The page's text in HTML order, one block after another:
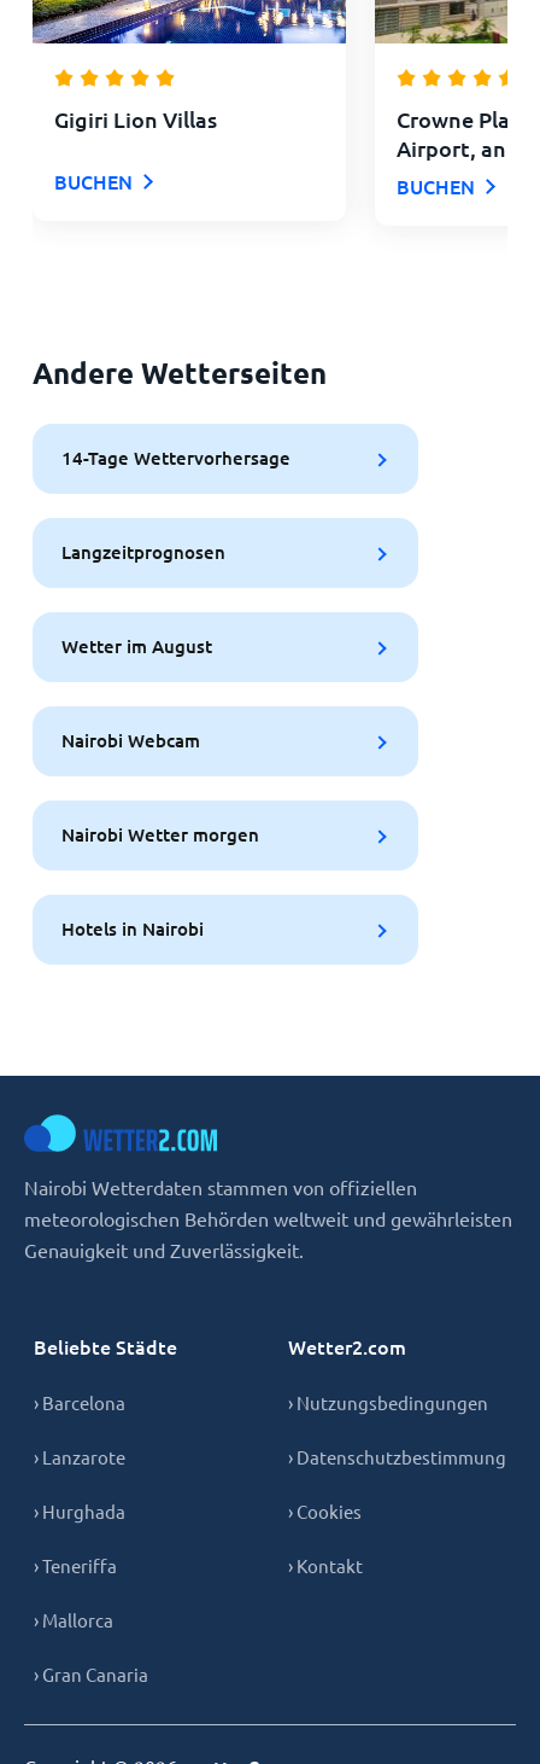
Gigiri Lion Villas
BUCHEN
Crowne
Airport, an
BUCHEN
Andere Wetterseiten
14-Tage Wettervorhersage
Langzeitprognosen
Wetter im August
Nairobi Webcam
Nairobi Wetter morgen
Hotels in Nairobi
Nairobi Wetterdaten stammen von offiziellen
meteorologischen Behörden weltweit und gewährleisten
Genauigkeit und Zuverlässigkeit.
Beliebte Städte
› Barcelona
› Lanzarote
› Hurghada
› Teneriffa
› Mallorca
› Gran Canaria
Wetter2.com
› Nutzungsbedingungen
› Datenschutzbestimmung
› Cookies
› Kontakt